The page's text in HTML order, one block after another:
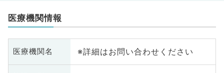
医療機関情報
医療機関名 ※詳細はお問い合わせください